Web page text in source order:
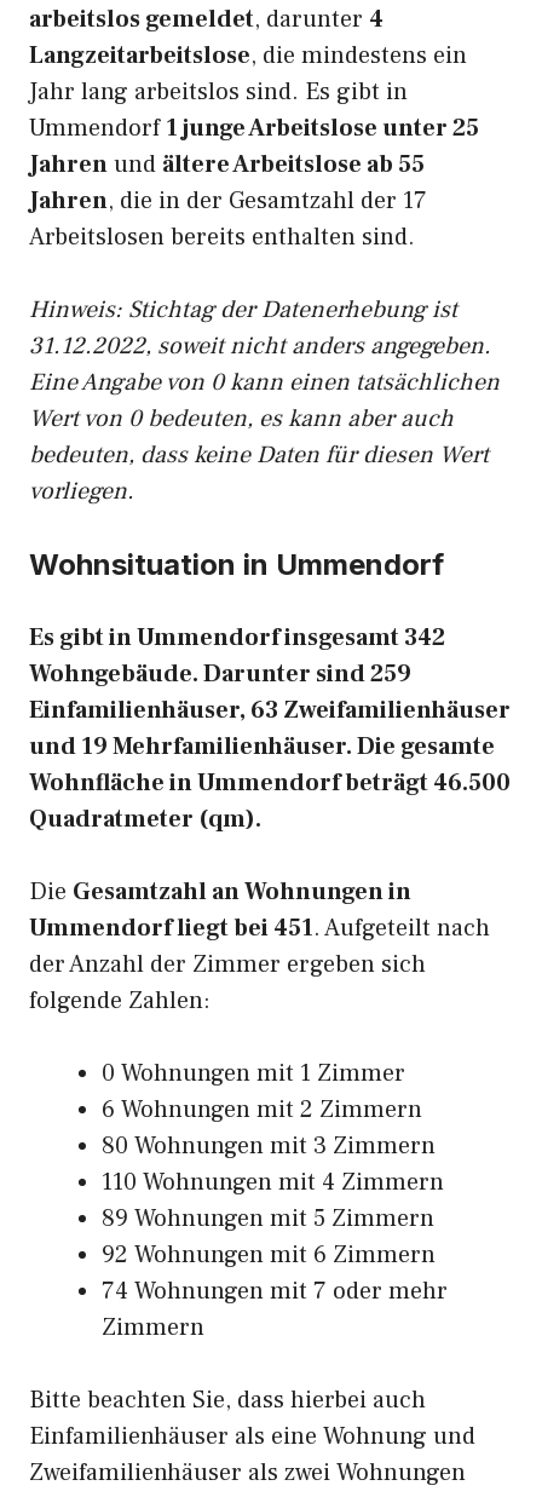
arbeitslos gemeldet, darunter 4
Langzeitarbeitslose, die mindestens ein
Jahr lang arbeitslos sind. Es gibt in
Ummendorf1 junge Arbeitslose unter 25
Jahrenund ältere Arbeitslose ab 55
Jahren, die in der Gesamtzahl der 17
Arbeitslosen bereits enthalten sind.
Hinweis: Stichtag der Datenerhebung ist
31.12.2022, soweit nicht anders angegeben.
Eine Angabe von 0 kann einen tatsächlichen
Wert von 0 bedeuten, es kann aber auch
bedeuten, dass keine Daten für diesen Wert
vorliegen.
Wohnsituation in Ummendorf
Es gibt in Ummendorf insgesamt 342
Wohngebäude. Darunter sind 259
Einfamilienhäuser, 63 Zweifamilienhäuser
und 19 Mehrfamilienhäuser. Die gesamte
Wohnfläche in Ummendorf beträgt 46.500
Quadratmeter (qm).
Die Gesamtzahl an Wohnungen in
Ummendorf liegt bei 451. Aufgeteilt nach
der Anzahl der Zimmer ergeben sich
folgende Zahlen:
0 Wohnungen mit 1 Zimmer
6 Wohnungen mit 2 Zimmern
80 Wohnungen mit 3 Zimmern
110 Wohnungen mit 4 Zimmern
89 Wohnungen mit 5 Zimmern
92 Wohnungen mit 6 Zimmern
74 Wohnungen mit 7 oder mehr
Zimmern
Bitte beachten Sie, dass hierbei auch
Einfamilienhäuser als eine Wohnung und
Zweifamilienhäuser als zwei Wohnungen